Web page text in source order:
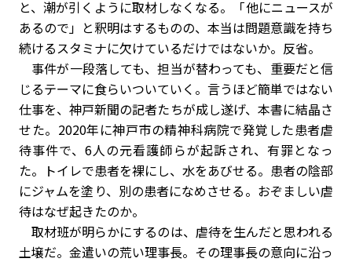
と、潮が引くように取材しなくなる。「他にニュースが
あるので」と釈明はするものの、本当は問題意識を持ち
続けるスタミナに欠けているだけではないか。反省。
事件が一段落しても、担当が替わっても、重要だと信
じるテーマに食らいついていく。言うほど簡単ではない
仕事を、神戸新聞の記者たちが成し遂げ、本書に結晶さ
せた。2020年に神戸市の精神科病院で発覚した患者虐
待事件で、6人の元看護師らが起訴され、有罪となっ
た。トイレで患者を裸にし、水をあびせる。患者の陰部
にジャムを塗り、別の患者になめさせる。おぞましい虐
待はなぜ起きたのか。
取材班が明らかにするのは、虐待を生んだと思われる
土壌だ。金遣いの荒い理事長。その理事長の意向に沿っ